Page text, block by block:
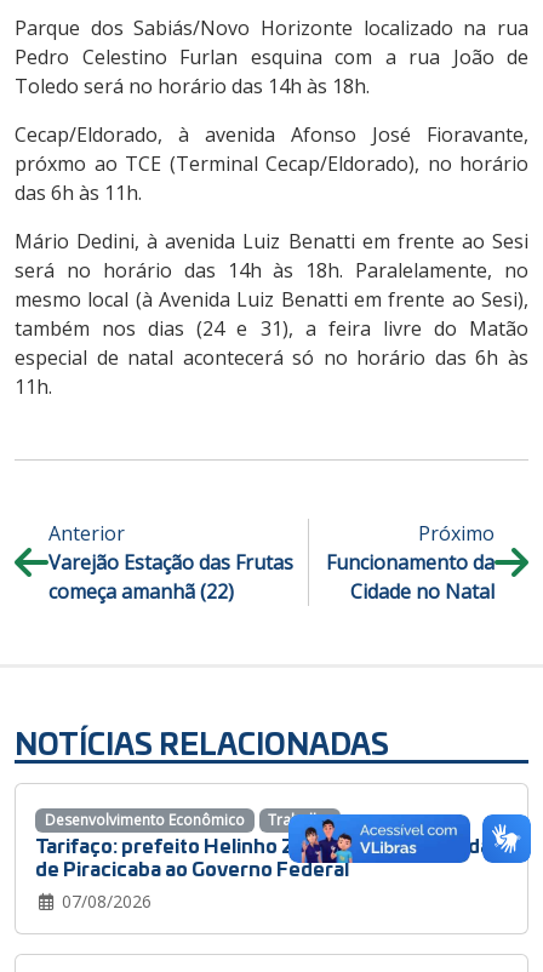
Parque dos Sabiás/Novo Horizonte localizado na rua
Pedro Celestino Furlan esquina com a rua João de
Toledo será no horário das 14h às 18h.
Cecap/Eldorado, à avenida Afonso José Fioravante,
próxmo ao TCE (Terminal Cecap/Eldorado), no horário
das 6h às 11h.
Mário Dedini, à avenida Luiz Benatti em frente ao Sesi
será no horário das 14h às 18h. Paralelamente, no
mesmo local (à Avenida Luiz Benatti em frente ao Sesi),
também nos dias (24 e 31), a feira livre do Matão
especial de natal acontecerá só no horário das 6h às
11h.
Anterior
Varejão Estação das Frutas
começa amanhã (22)
Próximo
Funcionamento da
Cidade no Natal
NOTÍCIAS RELACIONADAS
Tarifaço: prefeito Helinho Zanatta leva demandas
de Piracicaba ao Governo Federal
07/08/2026
Desenvolvimento Econômico Trabalho